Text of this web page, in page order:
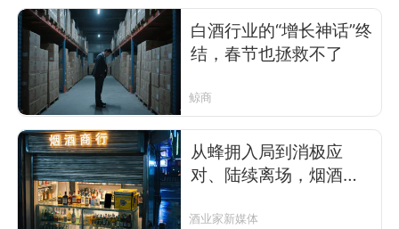
白酒行业的“增长神话”终
结，春节也拯救不了
鲸商
从蜂拥入局到消极应
对、陆续离场，烟酒
酒业家新媒体